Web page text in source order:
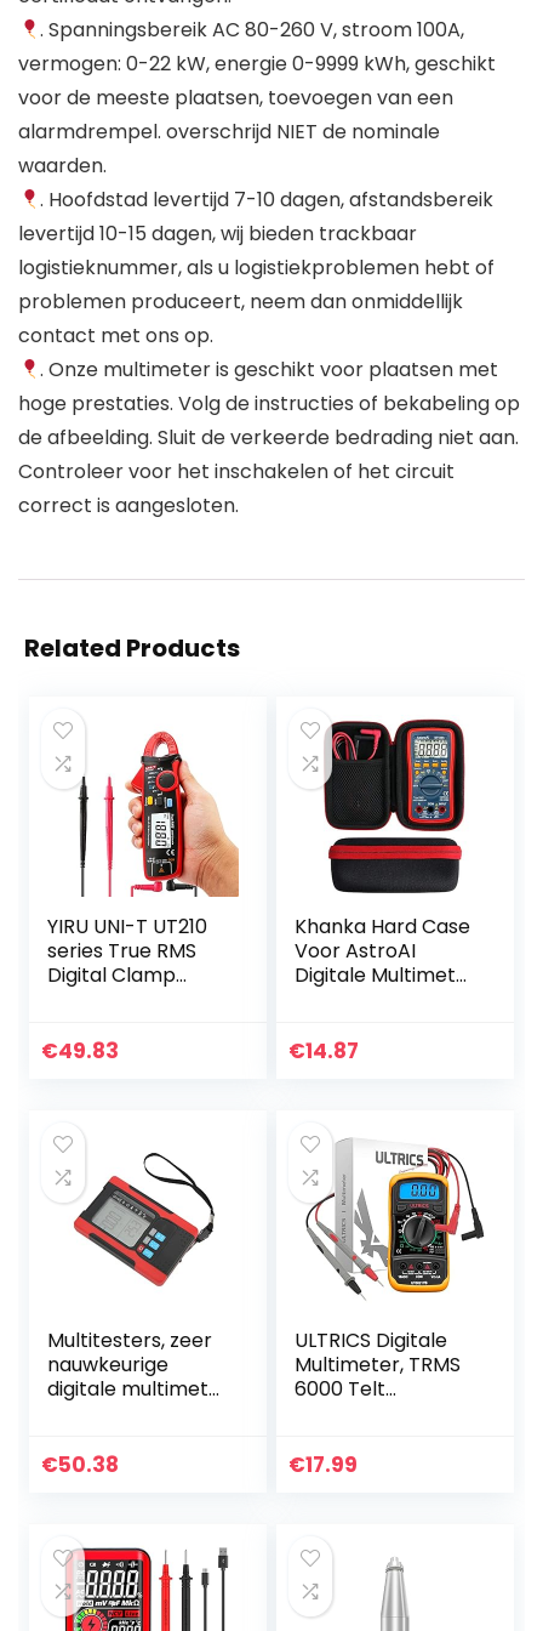
. Spanningsbereik AC 80-260 V, stroom 100A,
vermogen: 0-22 kW, energie 0-9999 kWh, geschikt
voor de meeste plaatsen, toevoegen van een
alarmdrempel. overschrijd NIET de nominale
waarden.
. Hoofdstad levertijd 7-10 dagen, afstandsbereik
levertijd 10-15 dagen, wij bieden trackbaar
logistieknummer, als u logistiekproblemen hebt of
problemen produceert, neem dan onmiddellijk
contact met ons op.
. Onze multimeter is geschikt voor plaatsen met
hoge prestaties. Volg de instructies of bekabeling op
de afbeelding. Sluit de verkeerde bedrading niet aan.
Controleer voor het inschakelen of het circuit
correct is aangesloten.
Related Products
YIRU UNI-T UT210
series True RMS
Digital Clamp
with ohm,
€49.83
Khanka Hard Case
Voor AstroAI
Digitale Multimeter
Handleiding en
€14.87
Multitesters, zeer
nauwkeurige
digitale multimeter
componenten
€50.38
ULTRICS Digitale
Multimeter, TRMS
6000 Telt
Bereik
DC…
€17.99